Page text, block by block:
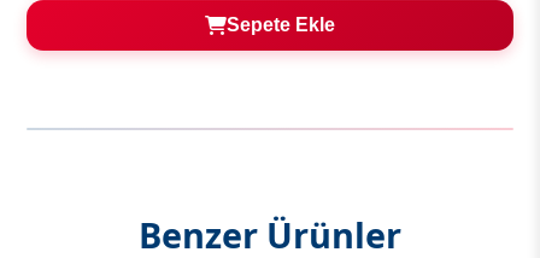
Sepete Ekle
Benzer Ürünler